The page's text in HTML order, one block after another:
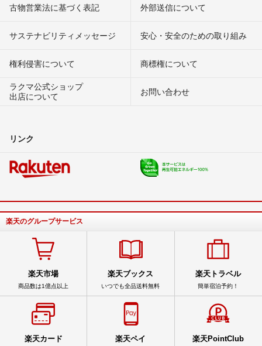
古物営業法に基づく表記 外部送信について
サステナビリティメッセージ 安心・安全のための取り組み
権利侵害について
商標権について
ラクマ公式ショップ
出店について
お問い合わせ
リンク
楽天のグループサービス
楽天市場
商品数は1億点以上
楽天ブックス
いつでも全品送料無料
楽天トラベル
簡単宿泊予約！
楽天カード 楽天ペイ 楽天PointClub